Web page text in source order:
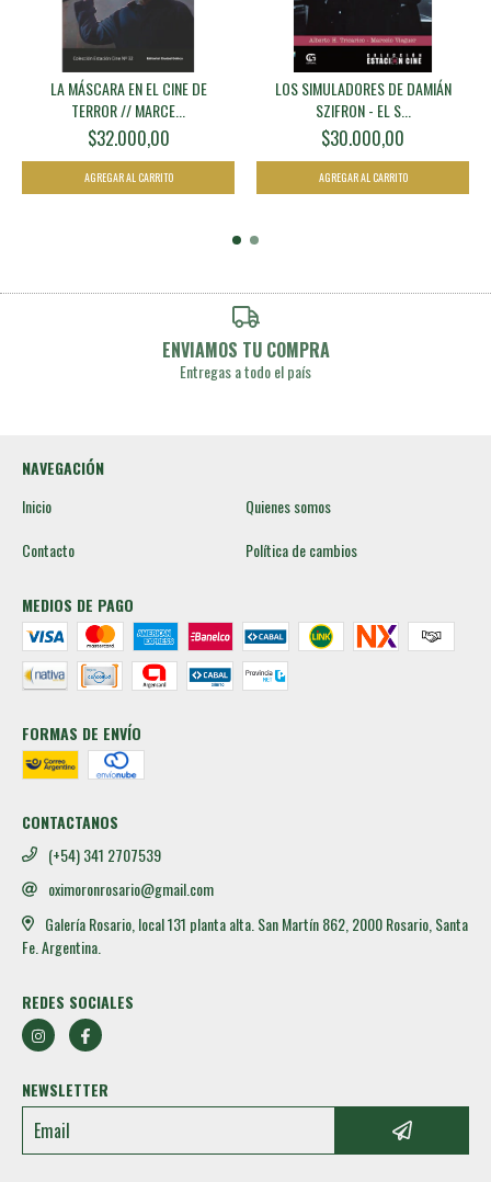
LA MÁSCARA EN EL CINE DE
TERROR // MARCE...
$32.000,00
LOS SIMULADORES DE DAMIÁN
SZIFRON - EL S...
$30.000,00
ENVIAMOS TU COMPRA
Entregas a todo el país
NAVEGACIÓN
Inicio
Quienes somos
Contacto
Política de cambios
MEDIOS DE PAGO
FORMAS DE ENVÍO
CONTACTANOS
(+54) 341 2707539
oximoronrosario@gmail.com
Galería Rosario, local 131 planta alta. San Martín 862, 2000 Rosario, Santa
Fe. Argentina.
REDES SOCIALES
NEWSLETTER